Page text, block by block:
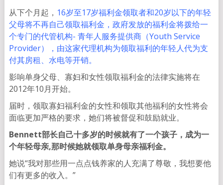
从下个月起， 16岁至17岁福利金领取者和20岁以下的年轻
父母将不再自己领取福利金，政府发放的福利金将拨给一
个专门的代管机构- 青年人服务提供商（Youth Service
Provider），由这家代理机构为领取福利的年轻人代为支
付其房租、水电等开销。
影响单身父母、寡妇和女性领取福利金的法律实施将在
2012年10月开始。
届时，领取寡妇福利金的女性和领取其他福利的女性将会
面临更加严格的要求，她们将被督促和鼓励就业。
Bennett部长自己十多岁的时候就有了一个孩子，成为一
个年轻母亲,那时候她就领取单身母亲福利金。
她说“我对那些用一点点钱养家的人充满了尊敬，我想要他
们有更多的收入。”